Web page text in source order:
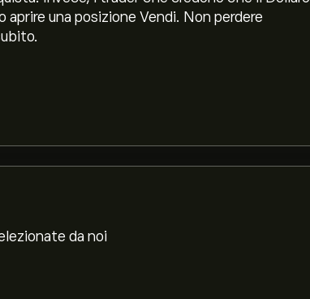
aprire una posizione Vendi. Non perdere
da noi